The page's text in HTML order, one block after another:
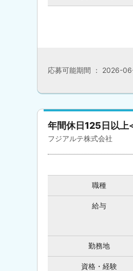
応募可能期間 ： 2026-
年間休日125日以
フジアルテ株式会社
職種
給与
勤務地
資格・経験